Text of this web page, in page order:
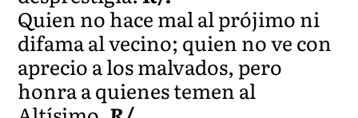
Quien no hace mal al prójimo ni
difama al vecino; quien no ve con
aprecio a los malvados, pero
honra a quienes temen al